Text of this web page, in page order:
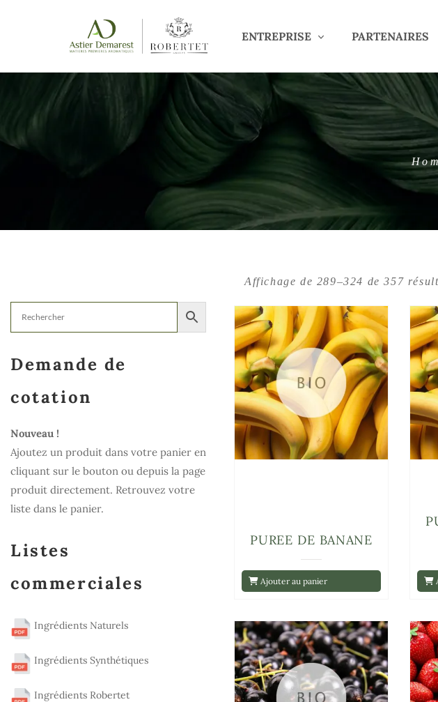
ENTREPRISE PARTENAIRES
Demande de
cotation
Nouveau !
Ajoutez un produit dans votre panier en
cliquant sur le bouton ou depuis la page
produit directement. Retrouvez votre
liste dans le panier.
Listes
commerciales
Ingrédients Naturels
Ingrédients Synthétiques
Ingrédients Robertet
Affichage de 289–324 de 357
Ajouter au panier
PUREE DE BANANE